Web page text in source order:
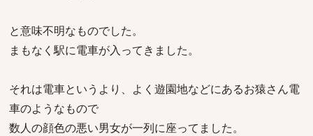
と意味不明なものでした。
まもなく駅に電車が入ってきました。
それは電車というより、よく遊園地などにあるお猿さん電
車のようなもので
数人の顔色の悪い男女が一列に座ってました。